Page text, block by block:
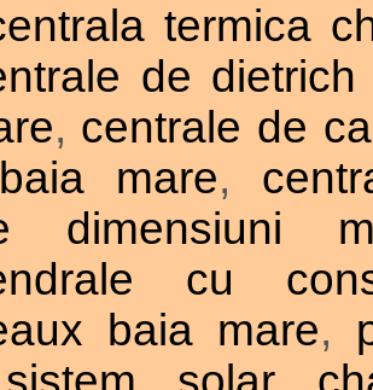
termica
de
, centrale de
mare,
dimensiuni
cu
baia mare,